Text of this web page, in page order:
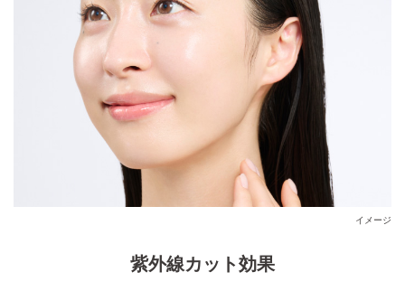
イメージ
紫外線カット効果